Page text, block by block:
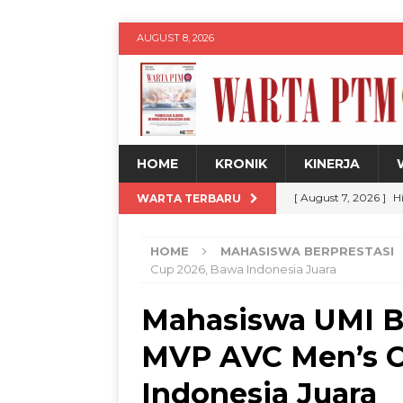
AUGUST 8, 2026
HOME KRONIK KINERJA
WARTA TERBARU [ August 7, 2026 ]
[ August 7, 2026 ]
[ August 8, 2026 ]
Kemandirian
[ August 7, 2026 ]
HOME MAHASISWA BERPRESTASI
Cup 2026, Bawa Indonesia Juara
Mahasiswa UMI
MVP AVC Men’s
Indonesia Juara